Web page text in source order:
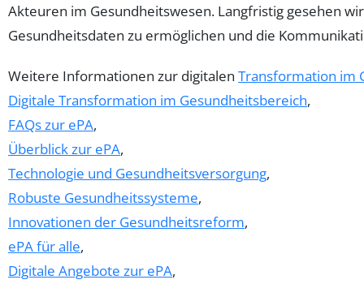
Akteuren im Gesundheitswesen. Langfristig gesehen
Gesundheitsdaten zu ermöglichen und die
Weitere Informationen zur digitalen Transformation im
Digitale Transformation im Gesundheitsbereich,
FAQs zur ePA,
Überblick zur ePA,
Technologie und Gesundheitsversorgung,
Robuste Gesundheitssysteme,
Innovationen der Gesundheitsreform,
ePA für alle,
Digitale Angebote zur ePA,